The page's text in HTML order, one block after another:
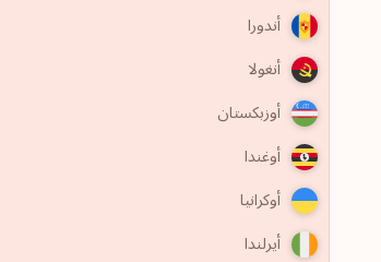
أندورا
أنغولا
أوزبكستان
أوغندا
أوكرانيا
أيرلندا